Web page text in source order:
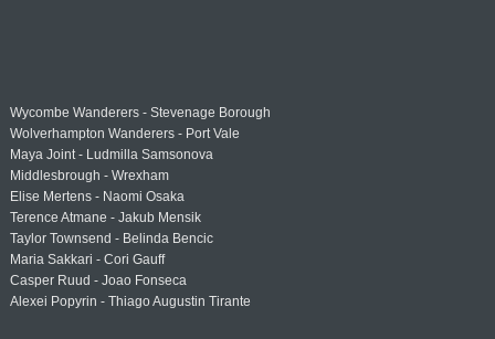
Wycombe Wanderers - Stevenage Borough
Wolverhampton Wanderers - Port Vale
Maya Joint - Ludmilla Samsonova
Middlesbrough - Wrexham
Elise Mertens - Naomi Osaka
Terence Atmane - Jakub Mensik
Taylor Townsend - Belinda Bencic
Maria Sakkari - Cori Gauff
Casper Ruud - Joao Fonseca
Alexei Popyrin - Thiago Augustin Tirante